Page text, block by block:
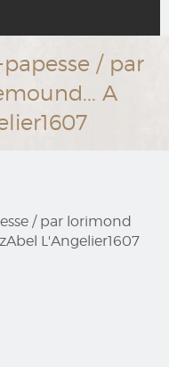
/ par
A
/ par lorimond
L'Angelier1607